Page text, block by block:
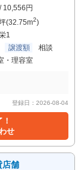
/ 10,556円
(32.75m2)
1
譲渡額
相談
・理容室
登録日：2026-08-04
せ
店舗